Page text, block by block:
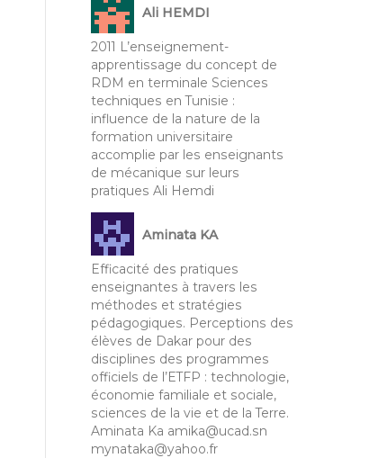
Ali HEMDI
2011 L’enseignement-
apprentissage du concept de
RDM en terminale Sciences
techniques en Tunisie :
influence de la nature de la
formation universitaire
accomplie par les enseignants
de mécanique sur leurs
pratiques Ali Hemdi
Aminata KA
Efficacité des pratiques
enseignantes à travers les
méthodes et stratégies
pédagogiques. Perceptions des
élèves de Dakar pour des
disciplines des programmes
officiels de l’ETFP : technologie,
économie familiale et sociale,
sciences de la vie et de la Terre.
Aminata Ka amika@ucad.sn
mynataka@yahoo.fr